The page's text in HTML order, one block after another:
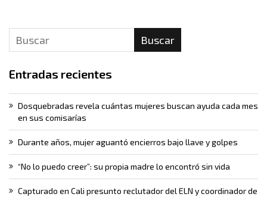
Buscar
Entradas recientes
Dosquebradas revela cuántas mujeres buscan ayuda cada mes
en sus comisarías
Durante años, mujer aguantó encierros bajo llave y golpes
“No lo puedo creer”: su propia madre lo encontró sin vida
Capturado en Cali presunto reclutador del ELN y coordinador de